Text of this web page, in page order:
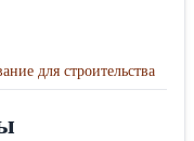
для строительства